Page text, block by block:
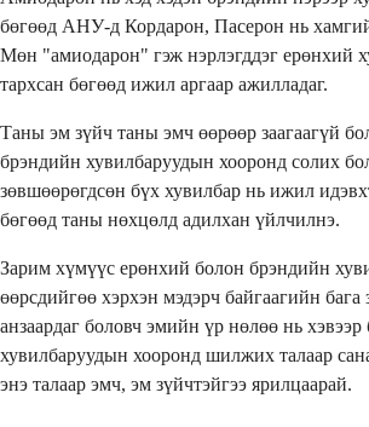
бөгөөд АНУ-д Кордарон, Пасерон нь
Мөн "амиодарон" гэж нэрлэгддэг ерөнхий
тархсан бөгөөд ижил аргаар ажилладаг.
Таны эм зүйч таны эмч өөрөөр заагаагүй
брэндийн хувилбаруудын хооронд солих
зөвшөөрөгдсөн бүх хувилбар нь ижил
бөгөөд таны нөхцөлд адилхан үйлчилнэ.
Зарим хүмүүс ерөнхий болон брэндийн
өөрсдийгөө хэрхэн мэдэрч байгаагийн бага
анзаардаг боловч эмийн үр нөлөө нь хэвээр
хувилбаруудын хооронд шилжих талаар
энэ талаар эмч, эм зүйчтэйгээ ярилцаарай.